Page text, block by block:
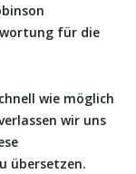
für die
wie möglich
wir uns
übersetzen.